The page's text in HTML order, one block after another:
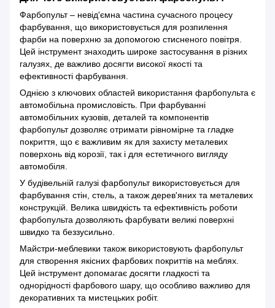
Фарбопульт – невід'ємна частина сучасного процесу
фарбування, що використовується для розпилення
фарби на поверхню за допомогою стисненого повітря.
Цей інструмент знаходить широке застосування в різних
галузях, де важливо досягти високої якості та
ефективності фарбування.
Однією з ключових областей використання фарбопульта є
автомобільна промисловість. При фарбуванні
автомобільних кузовів, деталей та компонентів
фарбопульт дозволяє отримати рівномірне та гладке
покриття, що є важливим як для захисту металевих
поверхонь від корозії, так і для естетичного вигляду
автомобіля.
У будівельній галузі фарбопульт використовується для
фарбування стін, стель, а також дерев'яних та металевих
конструкцій. Велика швидкість та ефективність роботи
фарбопульта дозволяють фарбувати великі поверхні
швидко та беззусильно.
Майстри-меблевики також використовують фарбопульт
для створення якісних фарбових покриттів на меблях.
Цей інструмент допомагає досягти гладкості та
однорідності фарбового шару, що особливо важливо для
декоративних та мистецьких робіт.